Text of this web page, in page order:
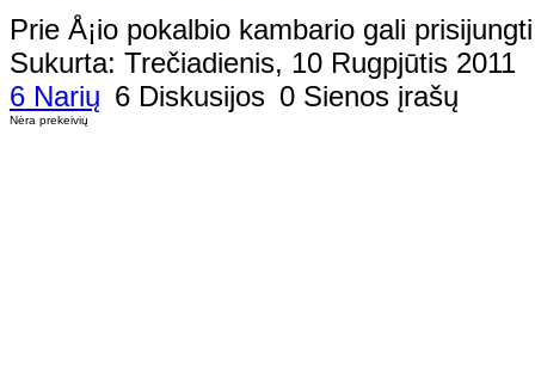
Prie Å¡io pokalbio kambario gali
Sukurta: Trečiadienis, 10 Rugpjūtis 2011
6 Narių 6 Diskusijos 0 Sienos įrašų
Nėra prekeivių